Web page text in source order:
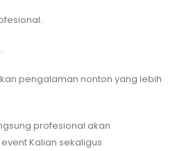
pengalaman nonton yang lebih
profesional akan
Kalian sekaligus